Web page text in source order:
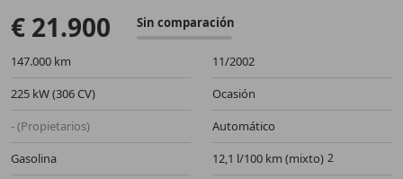
€ 21.900 Sin comparación
147.000 km
11/2002
225 kW (306 CV)
Ocasión
- (Propietarios)
Automático
Gasolina
12,1 l/100 km (mixto)